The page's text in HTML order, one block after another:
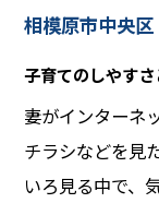
相模原市中央区
子育てのしやす
妻がインターネ
チラシなどを見
いろ見る中で、